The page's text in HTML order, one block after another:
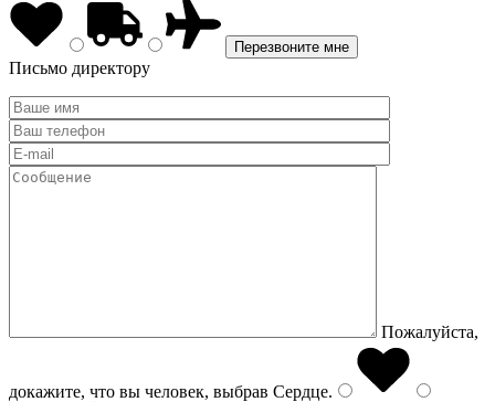
Письмо директору
Пожалуйста,
докажите, что вы человек, выбрав Сердце.